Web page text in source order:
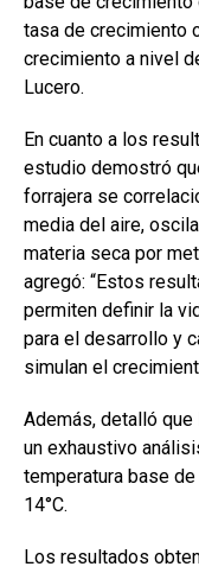
tasa de crecimiento
crecimiento a nivel
Lucero.
En cuanto a los
estudio demostró
forrajera se
media del aire,
materia seca por
agregó: “Estos
permiten definir la
para el desarrollo y
simulan el
Además, detalló
un exhaustivo
temperatura base
14°C.
Los resultados